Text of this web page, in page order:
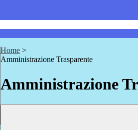
Home >
Amministrazione Trasparente
Amministrazione